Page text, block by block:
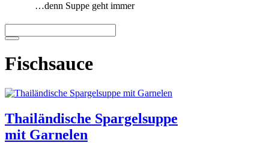
…denn Suppe geht immer
Menü
Fischsauce
Thailändische Spargelsuppe
mit Garnelen